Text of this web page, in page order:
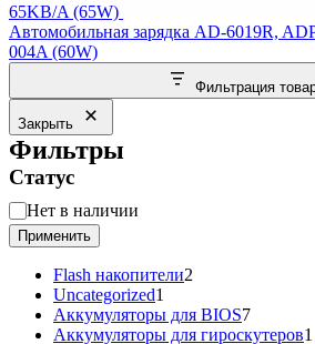
65KB/A (65W)
Автомобильная зарядка AD-6019R,
004A (60W)
Фильтрация
Закрыть
Фильтры
Статус
Статус
Нет в наличии
Применить
Flash накопители2
Uncategorized1
товар
Аккумуляторы для BIOS77
товаров
Аккумуляторы для гироскутеров1